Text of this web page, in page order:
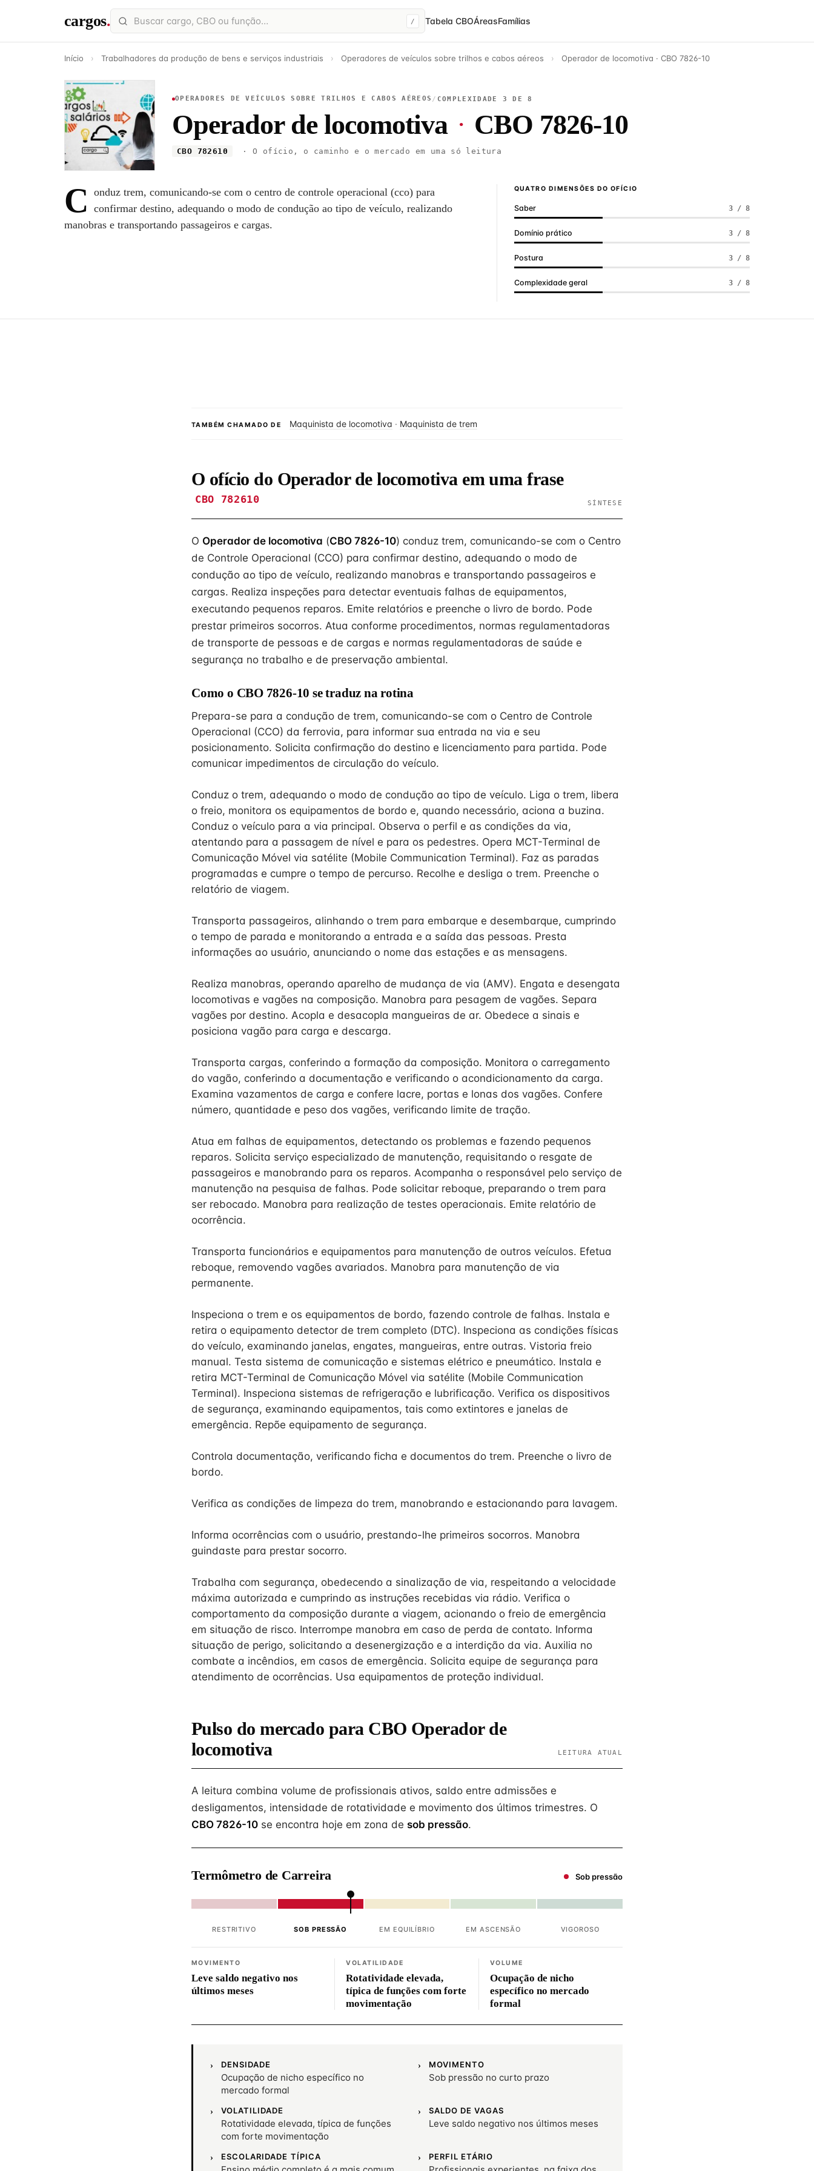
cargos. / Tabela CBOÁreasFamílias
Início › Trabalhadores da produção de bens e serviços industriais › Operadores de veículos sobre trilhos e cabos aéreos › Operador de locomotiva · CBO 7826-10
OPERADORES DE VEÍCULOS SOBRE TRILHOS E CABOS AÉREOS / COMPLEXIDADE 3 DE 8
Operador de locomotiva · CBO 7826-10
CBO 782610 · O ofício, o caminho e o mercado em uma só leitura
C onduz trem, comunicando-se com o centro de controle operacional (cco) para
confirmar destino, adequando o modo de condução ao tipo de veículo, realizando
manobras e transportando passageiros e cargas.
QUATRO DIMENSÕES DO OFÍCIO
Saber 3 / 8
Domínio prático 3 / 8
Postura 3 / 8
Complexidade geral 3 / 8
TAMBÉM CHAMADO DE Maquinista de locomotiva · Maquinista de trem
O ofício do Operador de locomotiva em uma frase
CBO 782610 SÍNTESE
O Operador de locomotiva (CBO 7826-10) conduz trem, comunicando-se com o Centro
de Controle Operacional (CCO) para confirmar destino, adequando o modo de
condução ao tipo de veículo, realizando manobras e transportando passageiros e
cargas. Realiza inspeções para detectar eventuais falhas de equipamentos,
executando pequenos reparos. Emite relatórios e preenche o livro de bordo. Pode
prestar primeiros socorros. Atua conforme procedimentos, normas regulamentadoras
de transporte de pessoas e de cargas e normas regulamentadoras de saúde e
segurança no trabalho e de preservação ambiental.
Como o CBO 7826-10 se traduz na rotina
Prepara-se para a condução de trem, comunicando-se com o Centro de Controle
Operacional (CCO) da ferrovia, para informar sua entrada na via e seu
posicionamento. Solicita confirmação do destino e licenciamento para partida. Pode
comunicar impedimentos de circulação do veículo.
Conduz o trem, adequando o modo de condução ao tipo de veículo. Liga o trem, libera
o freio, monitora os equipamentos de bordo e, quando necessário, aciona a buzina.
Conduz o veículo para a via principal. Observa o perfil e as condições da via,
atentando para a passagem de nível e para os pedestres. Opera MCT-Terminal de
Comunicação Móvel via satélite (Mobile Communication Terminal). Faz as paradas
programadas e cumpre o tempo de percurso. Recolhe e desliga o trem. Preenche o
relatório de viagem.
Transporta passageiros, alinhando o trem para embarque e desembarque, cumprindo
o tempo de parada e monitorando a entrada e a saída das pessoas. Presta
informações ao usuário, anunciando o nome das estações e as mensagens.
Realiza manobras, operando aparelho de mudança de via (AMV). Engata e desengata
locomotivas e vagões na composição. Manobra para pesagem de vagões. Separa
vagões por destino. Acopla e desacopla mangueiras de ar. Obedece a sinais e
posiciona vagão para carga e descarga.
Transporta cargas, conferindo a formação da composição. Monitora o carregamento
do vagão, conferindo a documentação e verificando o acondicionamento da carga.
Examina vazamentos de carga e confere lacre, portas e lonas dos vagões. Confere
número, quantidade e peso dos vagões, verificando limite de tração.
Atua em falhas de equipamentos, detectando os problemas e fazendo pequenos
reparos. Solicita serviço especializado de manutenção, requisitando o resgate de
passageiros e manobrando para os reparos. Acompanha o responsável pelo serviço de
manutenção na pesquisa de falhas. Pode solicitar reboque, preparando o trem para
ser rebocado. Manobra para realização de testes operacionais. Emite relatório de
ocorrência.
Transporta funcionários e equipamentos para manutenção de outros veículos. Efetua
reboque, removendo vagões avariados. Manobra para manutenção de via
permanente.
Inspeciona o trem e os equipamentos de bordo, fazendo controle de falhas. Instala e
retira o equipamento detector de trem completo (DTC). Inspeciona as condições físicas
do veículo, examinando janelas, engates, mangueiras, entre outras. Vistoria freio
manual. Testa sistema de comunicação e sistemas elétrico e pneumático. Instala e
retira MCT-Terminal de Comunicação Móvel via satélite (Mobile Communication
Terminal). Inspeciona sistemas de refrigeração e lubrificação. Verifica os dispositivos
de segurança, examinando equipamentos, tais como extintores e janelas de
emergência. Repõe equipamento de segurança.
Controla documentação, verificando ficha e documentos do trem. Preenche o livro de
bordo.
Verifica as condições de limpeza do trem, manobrando e estacionando para lavagem.
Informa ocorrências com o usuário, prestando-lhe primeiros socorros. Manobra
guindaste para prestar socorro.
Trabalha com segurança, obedecendo a sinalização de via, respeitando a velocidade
máxima autorizada e cumprindo as instruções recebidas via rádio. Verifica o
comportamento da composição durante a viagem, acionando o freio de emergência
em situação de risco. Interrompe manobra em caso de perda de contato. Informa
situação de perigo, solicitando a desenergização e a interdição da via. Auxilia no
combate a incêndios, em casos de emergência. Solicita equipe de segurança para
atendimento de ocorrências. Usa equipamentos de proteção individual.
Pulso do mercado para CBO Operador de
locomotiva
LEITURA ATUAL
A leitura combina volume de profissionais ativos, saldo entre admissões e
desligamentos, intensidade de rotatividade e movimento dos últimos trimestres. O
CBO 7826-10 se encontra hoje em zona de sob pressão.
Termômetro de Carreira Sob pressão
RESTRITIVO SOB PRESSÃO EM EQUILÍBRIO EM ASCENSÃO VIGOROSO
MOVIMENTO
Leve saldo negativo nos
últimos meses
VOLATILIDADE
Rotatividade elevada,
típica de funções com forte
movimentação
VOLUME
Ocupação de nicho
específico no mercado
formal
DENSIDADE
Ocupação de nicho específico no
mercado formal
MOVIMENTO
Sob pressão no curto prazo
VOLATILIDADE
Rotatividade elevada, típica de funções
com forte movimentação
SALDO DE VAGAS
Leve saldo negativo nos últimos meses
ESCOLARIDADE TÍPICA PERFIL ETÁRIO